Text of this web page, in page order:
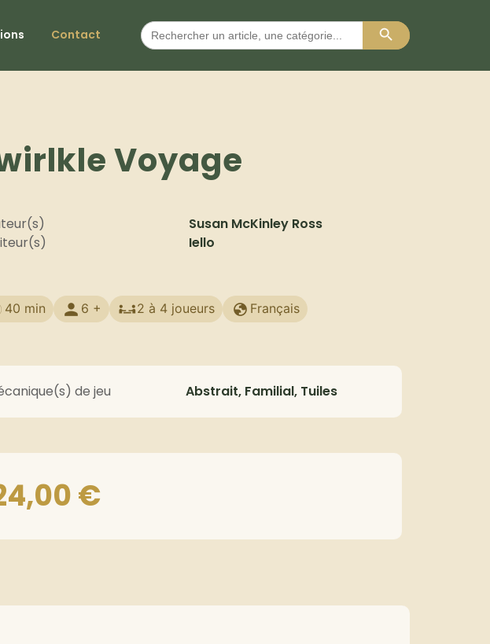
Contact
Search
for:
Search Button
Voyage
Susan McKinley Ross
Iello
40 min 6 + 2 à 4 joueurs Français
de jeu Abstrait, Familial, Tuiles
€